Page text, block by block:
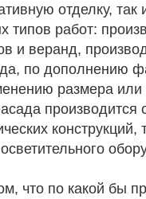
отделку, так
работ:
и веранд,
по дополнению
размера или
производится
конструкций,
что по какой бы